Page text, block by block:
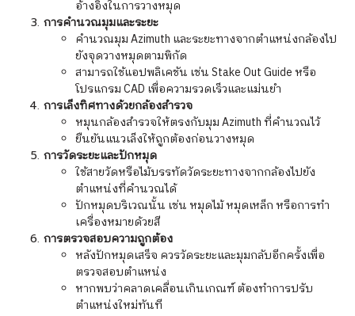
อ้างอิงในการวางหมุด
การคำนวณมุมและระยะ
คำนวณมุม Azimuth และระยะทางจากตำแหน่งกล้องไป
ยังจุดวางหมุดตามพิกัด
สามารถใช้แอปพลิเคชัน เช่น Stake Out Guide หรือ
โปรแกรม CAD เพื่อความรวดเร็วและแม่นยำ
การเล็งทิศทางด้วยกล้องสำรวจ
หมุนกล้องสำรวจให้ตรงกับมุม Azimuth ที่คำนวณไว้
ยืนยันแนวเล็งให้ถูกต้องก่อนวางหมุด
การวัดระยะและปักหมุด
ใช้สายวัดหรือไม้บรรทัดวัดระยะทางจากกล้องไปยัง
ตำแหน่งที่คำนวณได้
ปักหมุดบริเวณนั้น เช่น หมุดไม้ หมุดเหล็ก หรือการทำ
เครื่องหมายด้วยสี
การตรวจสอบความถูกต้อง
หลังปักหมุดเสร็จ ควรวัดระยะและมุมกลับอีกครั้งเพื่อ
ตรวจสอบตำแหน่ง
หากพบว่าคลาดเคลื่อนเกินเกณฑ์ ต้องทำการปรับ
ตำแหน่งใหม่ทันที